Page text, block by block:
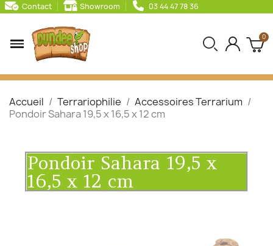
Contact Showroom 03 44 47 78 36
Accueil Terrariophilie
Accessoires Terrarium
Pondoir Sahara 19,5 x 16,5 x 12 cm
Pondoir Sahara 19,5 x
16,5 x 12 cm